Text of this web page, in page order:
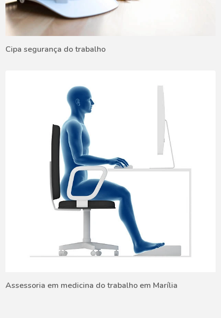
Cipa segurança do trabalho
Assessoria em medicina do trabalho em Marília